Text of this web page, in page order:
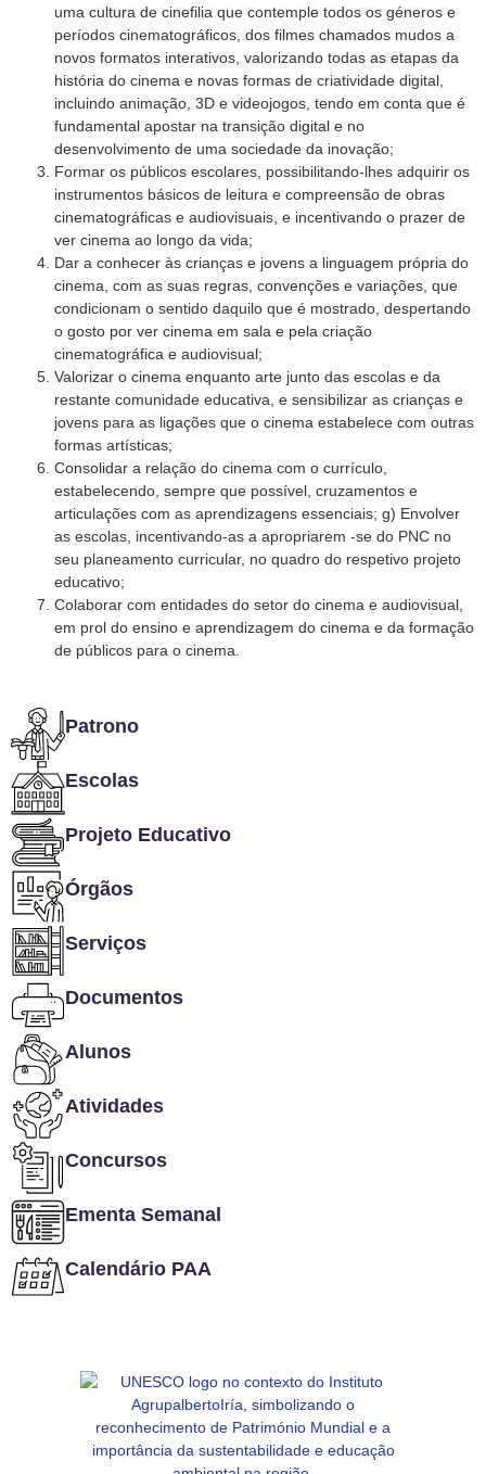
uma cultura de cinefilia que contemple todos os géneros e
períodos cinematográficos, dos filmes chamados mudos a
novos formatos interativos, valorizando todas as etapas da
história do cinema e novas formas de criatividade digital,
incluindo animação, 3D e videojogos, tendo em conta que é
fundamental apostar na transição digital e no
desenvolvimento de uma sociedade da inovação;
Formar os públicos escolares, possibilitando-lhes adquirir os
instrumentos básicos de leitura e compreensão de obras
cinematográficas e audiovisuais, e incentivando o prazer de
ver cinema ao longo da vida;
Dar a conhecer às crianças e jovens a linguagem própria do
cinema, com as suas regras, convenções e variações, que
condicionam o sentido daquilo que é mostrado, despertando
o gosto por ver cinema em sala e pela criação
cinematográfica e audiovisual;
Valorizar o cinema enquanto arte junto das escolas e da
restante comunidade educativa, e sensibilizar as crianças e
jovens para as ligações que o cinema estabelece com outras
formas artísticas;
Consolidar a relação do cinema com o currículo,
estabelecendo, sempre que possível, cruzamentos e
articulações com as aprendizagens essenciais; g) Envolver
as escolas, incentivando-as a apropriarem -se do PNC no
seu planeamento curricular, no quadro do respetivo projeto
educativo;
Colaborar com entidades do setor do cinema e audiovisual,
em prol do ensino e aprendizagem do cinema e da formação
de públicos para o cinema.
Patrono
Escolas
Projeto Educativo
Órgãos
Serviços
Documentos
Alunos
Atividades
Concursos
Ementa Semanal
Calendário PAA